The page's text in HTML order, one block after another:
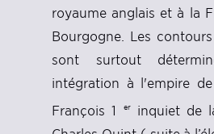
royaume anglais et à la
Bourgogne. Les
sont surtout
intégration à l'empire
François 1
erinquiet de